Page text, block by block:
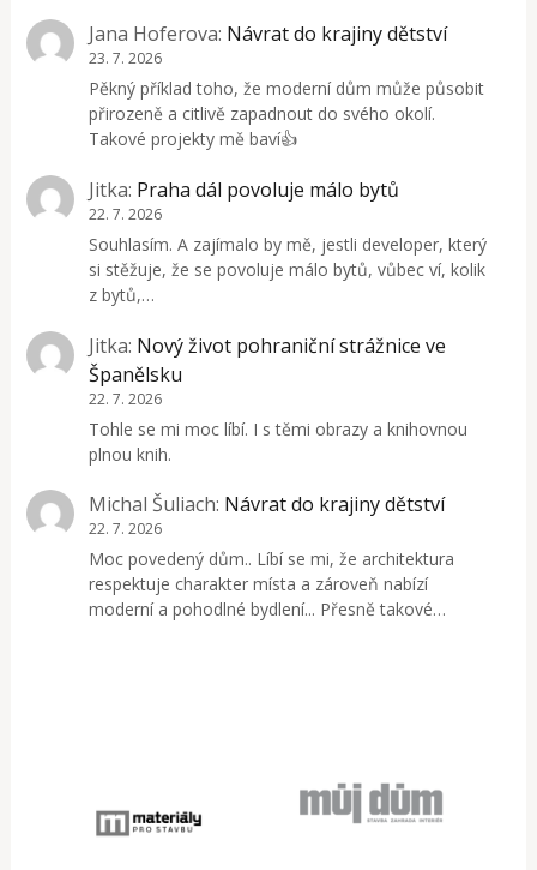
Jana Hoferova: Návrat do krajiny dětství
23. 7. 2026
Pěkný příklad toho, že moderní dům může působit
přirozeně a citlivě zapadnout do svého okolí.
Takové projekty mě baví👍
Jitka: Praha dál povoluje málo bytů
22. 7. 2026
Souhlasím. A zajímalo by mě, jestli developer, který
si stěžuje, že se povoluje málo bytů, vůbec ví, kolik
z bytů,…
Jitka: Nový život pohraniční strážnice ve
Španělsku
22. 7. 2026
Tohle se mi moc líbí. I s těmi obrazy a knihovnou
plnou knih.
Michal Šuliach: Návrat do krajiny dětství
22. 7. 2026
Moc povedený dům.. Líbí se mi, že architektura
respektuje charakter místa a zároveň nabízí
moderní a pohodlné bydlení... Přesně takové…